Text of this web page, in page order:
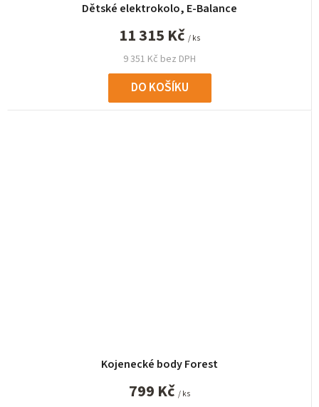
Dětské elektrokolo, E-Balance
9 351 Kč bez DPH
11 315 Kč / ks
DO KOŠÍKU
Kojenecké body Forest
799 Kč / ks